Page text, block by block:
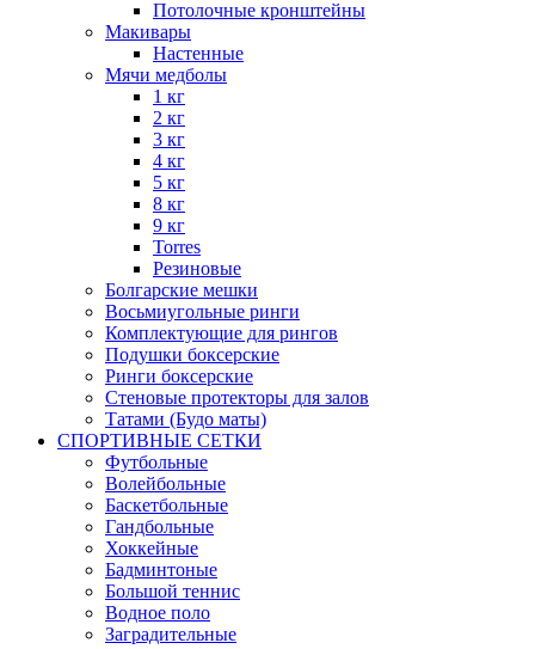
Потолочные кронштейны
Макивары
Настенные
Мячи медболы
1 кг
2 кг
3 кг
4 кг
5 кг
8 кг
9 кг
Torres
Резиновые
Болгарские мешки
Восьмиугольные ринги
Комплектующие для рингов
Подушки боксерские
Ринги боксерские
Стеновые протекторы для залов
Татами (Будо маты)
СПОРТИВНЫЕ СЕТКИ
Футбольные
Волейбольные
Баскетбольные
Гандбольные
Хоккейные
Бадминтоные
Большой теннис
Водное поло
Заградительные